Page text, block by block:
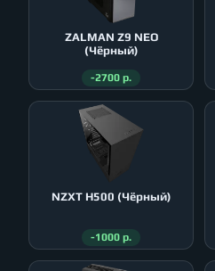
ZALMAN Z9 NEO
(Чёрный)
-2700 р.
NZXT H500 (Чёрный)
-1000 р.